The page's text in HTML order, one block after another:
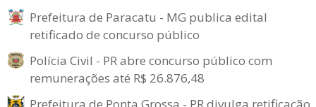
Prefeitura de Paracatu - MG publica edital
retificado de concurso público
Polícia Civil - PR abre concurso público com
remunerações até R$ 26.876,48
Prefeitura de Ponta Grossa - PR divulga retificação